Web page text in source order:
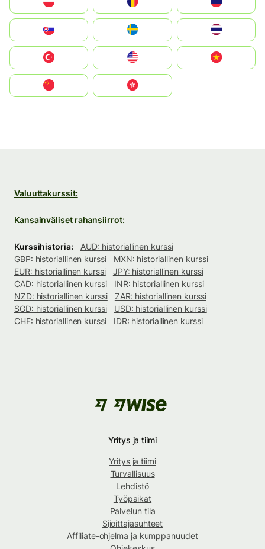
United States
中國香港特別行政區
Valuuttakurssit:
Kansainväliset rahansiirrot:
Kurssihistoria:
AUD: historiallinen kurssi
GBP: historiallinen kurssi
MXN: historiallinen kurssi
EUR: historiallinen kurssi
JPY: historiallinen kurssi
CAD: historiallinen kurssi
INR: historiallinen kurssi
NZD: historiallinen kurssi
ZAR: historiallinen kurssi
SGD: historiallinen kurssi
USD: historiallinen kurssi
CHF: historiallinen kurssi
IDR: historiallinen kurssi
Yritys ja tiimi
Yritys ja tiimi
Turvallisuus
Lehdistö
Työpaikat
Palvelun tila
Sijoittajasuhteet
Affiliate-ohjelma ja kumppanuudet